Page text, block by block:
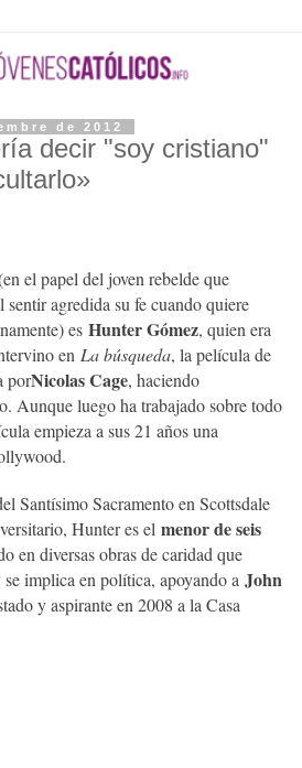
de 2012
decir "soy cristiano"
el papel del joven rebelde que
agredida su fe cuando quiere
es Hunter Gómez, quien era
en La búsqueda, la película de
porNicolas Cage, haciendo
Aunque luego ha trabajado sobre todo
empieza a sus 21 años una
Santísimo Sacramento en Scottsdale
Hunter es el menor de seis
en diversas obras de caridad que
implica en política, apoyando a John
y aspirante en 2008 a la Casa